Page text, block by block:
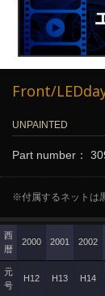
Front/
UNPAINTED
Part number：
※付属するネットは
西
暦
2000 2001 2002
元
号
H12 H13 H14